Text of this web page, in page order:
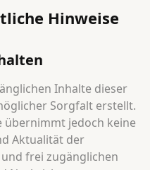
Hinweise
Inhalte dieser
Sorgfalt erstellt.
übernimmt jedoch keine
Aktualität der
frei zugänglichen